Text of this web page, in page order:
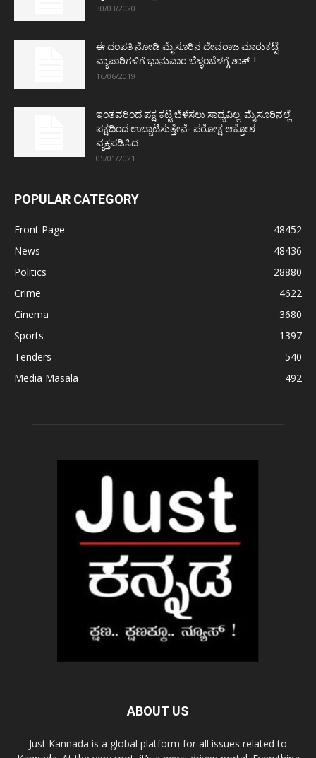
30/03/2020
ಈ ದಂಪತಿ ನೋಡಿ ಮೈಸೂರಿನ ದೇವರಾಜ ಮಾರುಕಟ್ಟೆ
ವ್ಯಾಪಾರಿಗಳಿಗೆ ಭಾನುವಾರ ಬೆಳ್ಳಂಬೆಳಗ್ಗೆ ಶಾಕ್..!
16/06/2019
ಇಂತವರಿಂದ ಪಕ್ಷ ಕಟ್ಟಿ ಬೆಳೆಸಲು ಸಾಧ್ಯವಿಲ್ಲ: ಮೈಸೂರಿನಲ್ಲೆ
ಪಕ್ಷದಿಂದ ಉಚ್ಚಾಟಿಸುತ್ತೇನೆ- ಪರೋಕ್ಷ ಆಕ್ರೋಶ
ವ್ಯಕ್ತಪಡಿಸಿದ...
05/01/2021
POPULAR CATEGORY
Front Page
48452
News
48436
Politics
28880
Crime
4622
Cinema
3680
Sports
1397
Tenders
540
Media Masala
492
ABOUT US
Just Kannada is a global platform for all issues related to